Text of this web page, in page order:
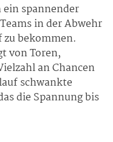
spannender
in der Abwehr
bekommen.
von Toren,
an Chancen
schwankte
die Spannung bis